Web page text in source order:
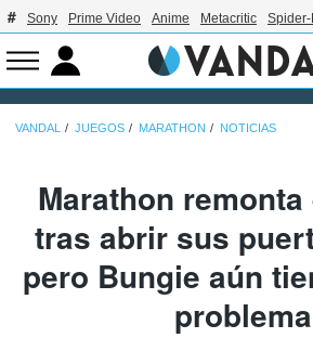
Sony Prime Video Anime Metacritic Spider-
VANDAL JUEGOS MARATHON NOTICIAS
Marathon remonta
tras abrir sus
pero Bungie aún
problema